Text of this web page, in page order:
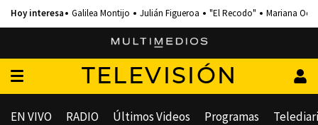
Galilea Montijo Julián Figueroa "El Recodo" Mariana
TELEVISIÓN
EN VIVO RADIO Últimos Videos Programas